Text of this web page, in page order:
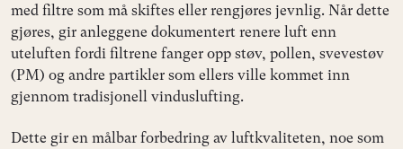
med filtre som må skiftes eller rengjøres jevnlig. Når dette
gjøres, gir anleggene dokumentert renere luft enn
uteluften fordi filtrene fanger opp støv, pollen, svevestøv
(PM) og andre partikler som ellers ville kommet inn
gjennom tradisjonell vinduslufting.
Dette gir en målbar forbedring av luftkvaliteten, noe som